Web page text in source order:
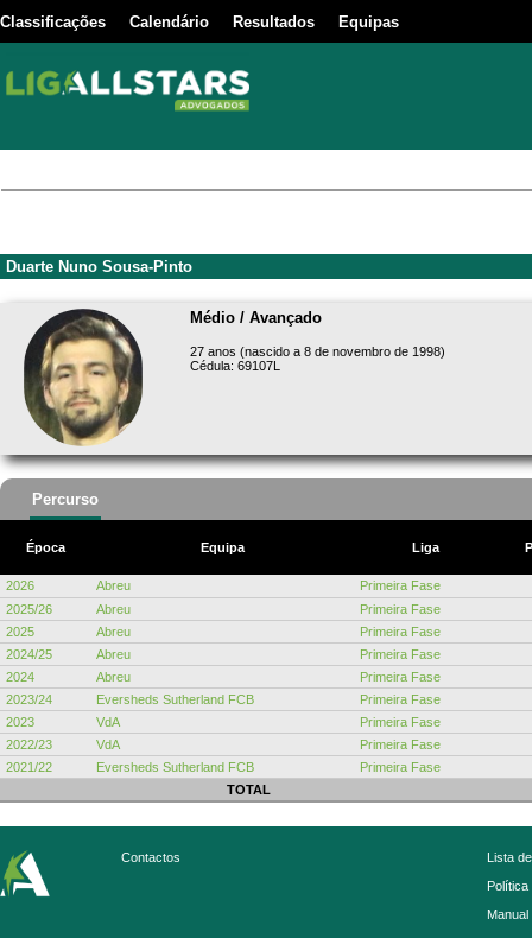
Classificações Calendário Resultados Equipas
Duarte Nuno Sousa-Pinto
Médio / Avançado
27 anos (nascido a 8 de novembro de 1998)
Cédula: 69107L
Percurso
Época Equipa Liga
2026 Abreu
Primeira Fase
2025/26
Abreu
Primeira Fase
2025
Abreu
Primeira Fase
2024/25
Abreu
Primeira Fase
2024
Abreu
Primeira Fase
2023/24
Eversheds Sutherland FCB
Primeira Fase
2023
VdA
Primeira Fase
2022/23
VdA
Primeira Fase
2021/22
Eversheds Sutherland FCB
Primeira Fase
TOTAL
Contactos
Lista
Política